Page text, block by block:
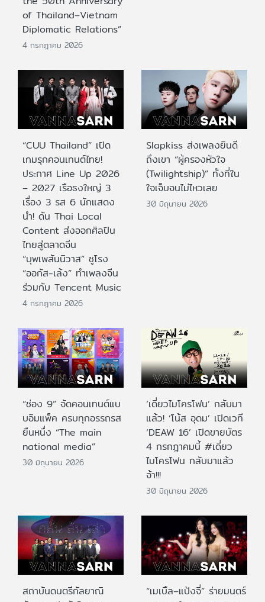
of Thailand–Vietnam
Diplomatic Relations”
4 กรกฎาคม 2026
“CUU Thailand” เปิด
เกมรุกคอนเทนต์ไทย!
ประกาศ Line Up 2026
– 2027 เรือธงใหญ่ 3
เรื่อง 3 รส 6 นักแสดง
นำ! ดัน Thai Local
Content ส่งออกศิลปิน
ไทยสู่ตลาดจีน
“บุพเพสันนิวาส” ชูโรง
“ออกัส-เล้ง” ทำเพลงจีน
ร่วมกับ Tencent Music
4 กรกฎาคม 2026
Slapkiss ส่งเพลงยินดี
ถึงเขา “ผู้ครองหัวใจ
(Twilightship)” ทั้งที่ใน
ใจเจ็บจนไม่ไหวเลย
30 มิถุนายน 2026
“ช่อง 9” จัดคอนเทนต์แบ
บอิมแพ็ค ครบทุกอรรถรส
ยืนหนึ่ง “The main
national media”
30 มิถุนายน 2026
‘เดี่ยวไมโครโฟน’ กลับมา
แล้ว! ‘โน้ส อุดม’ เปิดเวที
‘DEAW 16’ เปิดขายบัตร
4 กรกฎาคมนี้ #เดี่ยว
ไมโครโฟน กลับมาแล้ว
จ้า!!!
30 มิถุนายน 2026
สถาบันดนตรีกัลยาณิ
“เมเบิ้ล–แป้งจี่” ร่ายมนตร์